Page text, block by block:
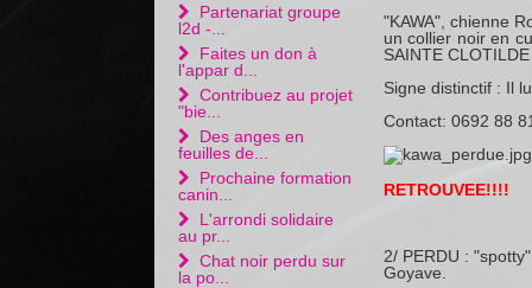
Partenariat groupe
l2d -...
Faites un don à
l'appar d...
Contribuez au projet
"bie...
Des anges en
feuilles de...
Prochaine formation
canin...
L'arrondi solidaire
au pr...
Chat noir perdu sur
la po...
"KAWA", chienne
un collier noir en
SAINTE
Signe distinctif : Il
Contact: 0692 88
RETROUVEE!!!!
2/ PERDU :
Goyave.